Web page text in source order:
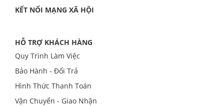
KẾT NỐI MẠNG XÃ HỘI
HỖ TRỢ KHÁCH HÀNG
Quy Trình Làm Việc
Bảo Hành - Đổi Trả
Hình Thức Thanh Toán
Vận Chuyển - Giao Nhận